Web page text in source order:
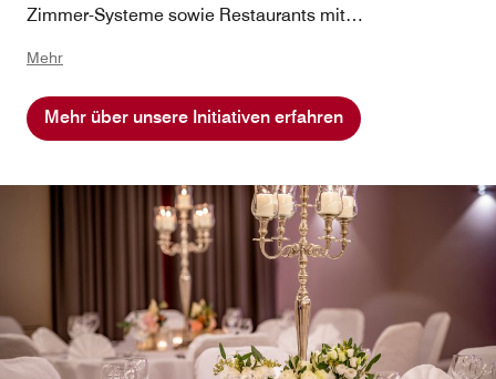
Zimmer-Systeme sowie Restaurants mit
Gemeinsam bringt uns jeder kleine Schritt einer
helleren, nachhaltigeren Zukunft näher.
Mehr
Mehr über unsere Initiativen erfahren